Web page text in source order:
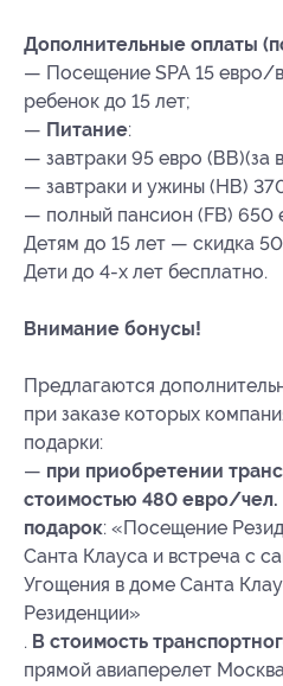
Дополнительные оплаты
— Посещение SPA 15 евро/
ребенок до 15 лет;
— Питание:
— завтраки 95 евро (ВВ)(за
— завтраки и ужины (НВ)
— полный пансион (FB) 650
Детям до 15 лет — скидка
Дети до 4-х лет бесплатно.
Внимание бонусы!
Предлагаются
при заказе которых
подарки:
— при приобретении
стоимостью 480 евро/чел.
подарок: «Посещение
Санта Клауса и встреча с
Угощения в доме Санта
Резиденции»
. В стоимость
прямой авиаперелет